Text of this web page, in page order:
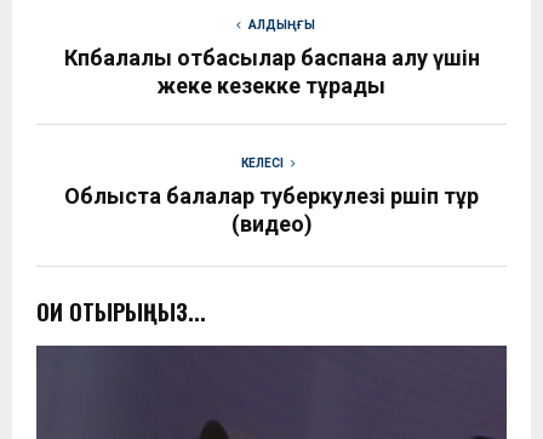
АЛДЫҢҒЫ
Көпбалалы отбасылар баспана алу үшін
жеке кезекке тұрады
КЕЛЕСІ
Облыста балалар туберкулезі өршіп тұр
(видео)
ОҚИ ОТЫРЫҢЫЗ...